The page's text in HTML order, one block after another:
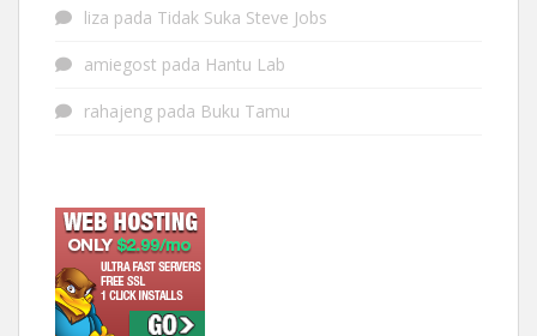
liza pada Tidak Suka Steve Jobs
amiegost pada Hantu Lab
rahajeng pada Buku Tamu